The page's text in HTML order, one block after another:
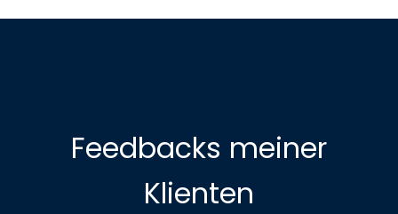
Feedbacks meiner
Klienten